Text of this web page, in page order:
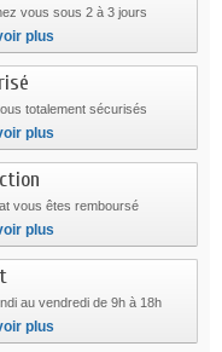
vous sous 2 à 3 jours
plus
totalement sécurisés
plus
vous êtes remboursé
plus
au vendredi de 9h à 18h
plus